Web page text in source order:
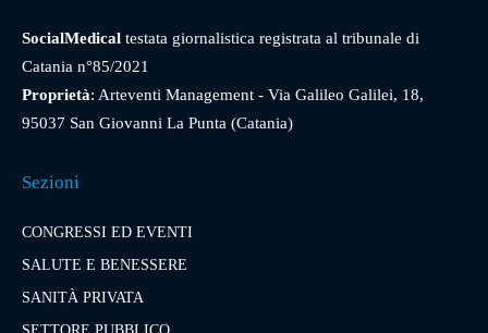
SocialMedical testata giornalistica registrata al tribunale di
Catania n°85/2021
Proprietà: Arteventi Management - Via Galileo Galilei, 18,
95037 San Giovanni La Punta (Catania)
Sezioni
CONGRESSI ED EVENTI
SALUTE E BENESSERE
SANITÀ PRIVATA